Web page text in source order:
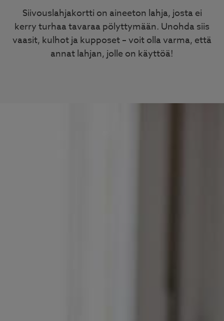
Siivouslahjakortti on aineeton lahja, josta ei
kerry turhaa tavaraa pölyttymään. Unohda siis
vaasit, kulhot ja kupposet – voit olla varma, että
annat lahjan, jolle on käyttöä!